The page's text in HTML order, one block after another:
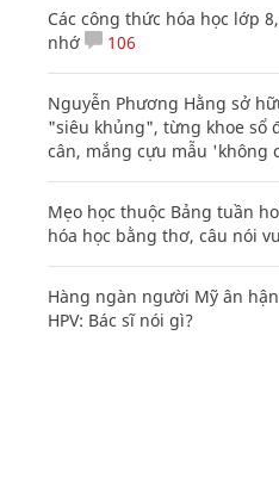
Các công thức hóa học lớp
nhớ
106
Nguyễn Phương Hằng sở
"siêu khủng", từng khoe sổ
cân, mắng cựu mẫu 'không
Mẹo học thuộc Bảng tuần
hóa học bằng thơ, câu nói
Hàng ngàn người Mỹ ân
HPV: Bác sĩ nói gì?